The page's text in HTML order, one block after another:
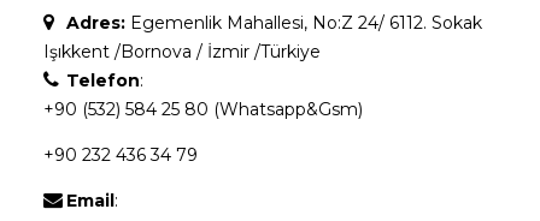
Adres: Egemenlik Mahallesi, No:Z 24/ 6112. Sokak
Işıkkent /Bornova / İzmir /Türkiye
Telefon:
+90 (532) 584 25 80 (Whatsapp&Gsm)
+90 232 436 34 79
Email: